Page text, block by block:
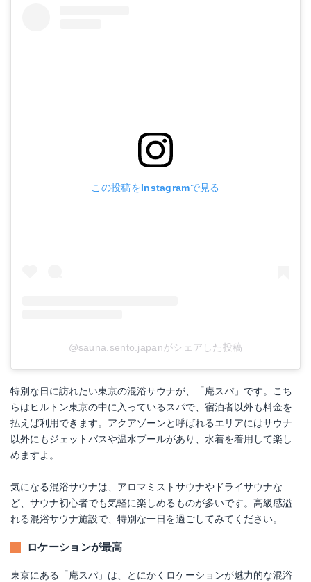
この投稿をInstagramで見る
@sauna.sento.japanがシェアした投稿
特別な日に訪れたい東京の混浴サウナが、「庵スパ」です。こち
らはヒルトン東京の中に入っているスパで、宿泊者以外も料金を
払えば利用できます。アクアゾーンと呼ばれるエリアにはサウナ
以外にもジェットバスや温水プールがあり、水着を着用して楽し
めますよ。
気になる混浴サウナは、アロマミストサウナやドライサウナな
ど、サウナ初心者でも気軽に楽しめるものが多いです。高級感溢
れる混浴サウナ施設で、特別な一日を過ごしてみてください。
ロケーションが最高
東京にある「庵スパ」は、とにかくロケーションが魅力的な混浴